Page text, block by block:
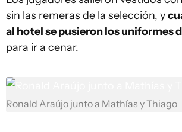
sin las remeras de la selección, y
al hotel se pusieron los uniformes
para ir a cenar.
Ronald Araújo junto a Mathías y Thiago